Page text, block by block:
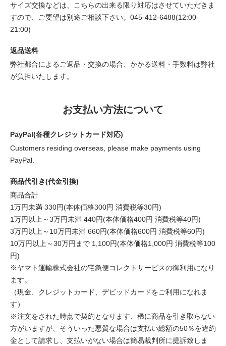
サイズ交換などは、こちらの出来る限り対応はさせていただきま
すので、ご要望は別途ご相談下さい。045-412-6488(12:00-
21:00)
返品送料
弊社都合によるご返品・交換の場合、かかる送料・手数料は弊社
が負担いたします。
お支払い方法について
PayPal(各種クレジットカード対応)
Customers residing overseas, please make payments using
PayPal.
商品代引き(代金引換)
商品合計
1万円未満 330円(本体価格300円 消費税等30円)
1万円以上～3万円未満 440円(本体価格400円 消費税等40円)
3万円以上～10万円未満 660円(本体価格600円 消費税等60円)
10万円以上～30万円まで 1,100円(本体価格1,000円 消費税等100
円)
※ヤマト運輸株式会社の宅急便コレクトサービスの御利用になり
ます。
（現金、クレジットカード、デビッドカードをご利用になれま
す）
※注文をされた時点で契約となります、稀に商品を引き取らない
方がいますが、そういった悪質な場合は支払い総額の50％を違約
金として請求し、支払いがない場合は簡易裁判所に提訴致しま